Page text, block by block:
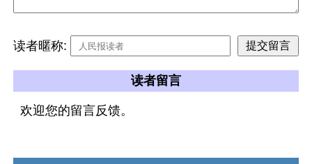
读者暱称:
读者留言
欢迎您的留言反馈。